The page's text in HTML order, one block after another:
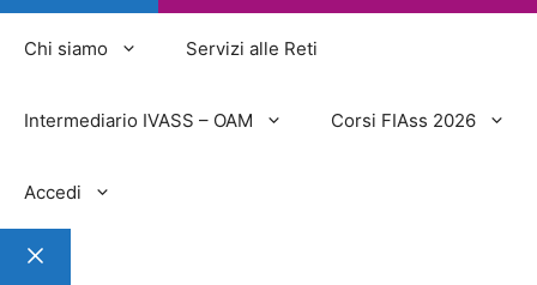
Chi siamo Servizi alle Reti
Intermediario IVASS – OAM Corsi FIAss 2026
Accedi